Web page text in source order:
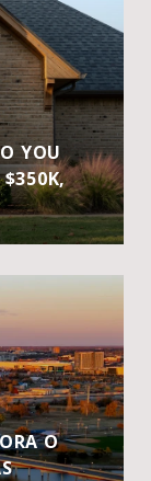
YOU
$350K,
O